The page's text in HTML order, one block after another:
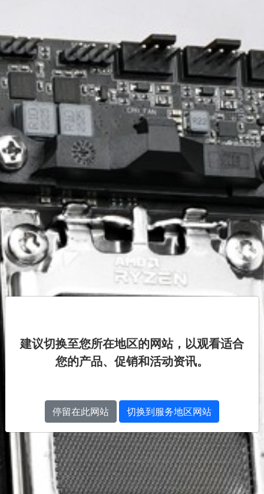
建议切换至您所在地区的网站，以观看适合
您的产品、促销和活动资讯。
停留在此网站 切换到服务地区网站